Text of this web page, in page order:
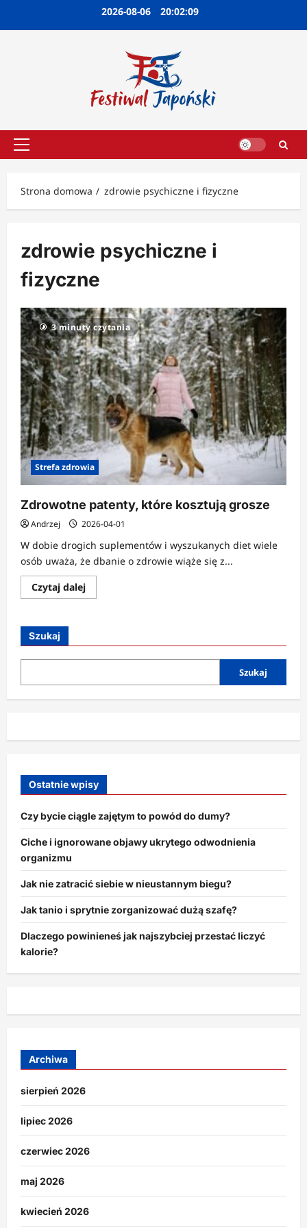
2026-08-06 20:02:10
Menu
Strona domowa
zdrowie psychiczne i fizyczne
zdrowie psychiczne i
fizyczne
3 minuty czytania
Strefa zdrowia
Zdrowotne patenty, które kosztują grosze
Andrzej 2026-04-01
W dobie drogich suplementów i wyszukanych diet wiele
osób uważa, że dbanie o zdrowie wiąże się z...
Czytaj dalejDowiedz
się
które
grosze
Szukaj
Szukaj
Ostatnie wpisy
Czy bycie ciągle zajętym to powód do dumy?
Ciche i ignorowane objawy ukrytego odwodnienia
organizmu
Jak nie zatracić siebie w nieustannym biegu?
Jak tanio i sprytnie zorganizować dużą szafę?
Dlaczego powinieneś jak najszybciej przestać liczyć
kalorie?
Archiwa
sierpień 2026
lipiec 2026
czerwiec 2026
maj 2026
kwiecień 2026